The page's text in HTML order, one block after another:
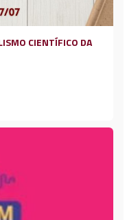
CIENTÍFICO DA